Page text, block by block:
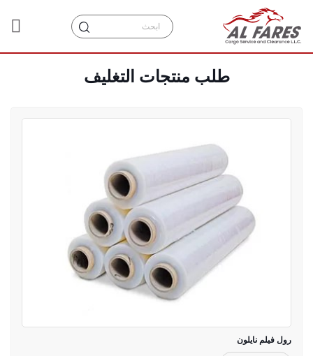
طلب منتجات التغليف
رول فيلم نايلون